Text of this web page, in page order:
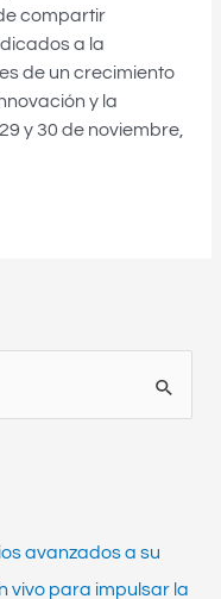
compartir
a la
de un crecimiento
y la
y 30 de noviembre,
avanzados a su
vivo para impulsar la